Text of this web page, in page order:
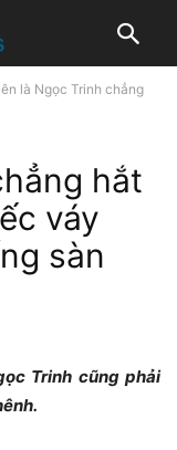
là Ngọc Trinh chẳng
hắt
váy
sàn
Trinh cũng phải